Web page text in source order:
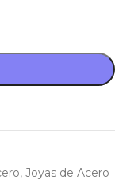
, Joyas de Acero